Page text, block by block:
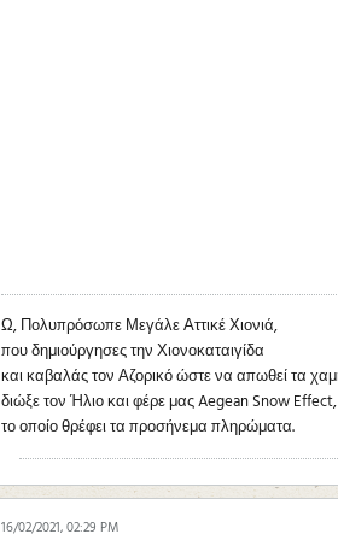
Ω, Πολυπρόσωπε Μεγάλε Αττικέ Χιονιά,
που δημιούργησες την Χιονοκαταιγίδα
και καβαλάς τον Αζορικό ώστε να απωθεί τα
διώξε τον Ήλιο και φέρε μας Aegean Snow Effect,
το οποίο θρέφει τα προσήνεμα πληρώματα.
16/02/2021, 02:29 PM